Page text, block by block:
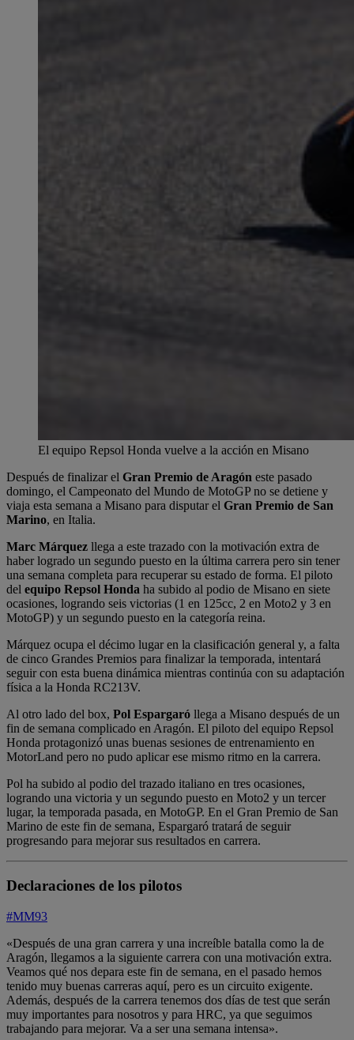
El equipo Repsol Honda vuelve a la acción en Misano
Después de finalizar el Gran Premio de Aragón este pasado
domingo, el Campeonato del Mundo de MotoGP no se detiene y
viaja esta semana a Misano para disputar el Gran Premio de San
Marino, en Italia.
Marc Márquez llega a este trazado con la motivación extra de
haber logrado un segundo puesto en la última carrera pero sin tener
una semana completa para recuperar su estado de forma. El piloto
del equipo Repsol Honda ha subido al podio de Misano en siete
ocasiones, logrando seis victorias (1 en 125cc, 2 en Moto2 y 3 en
MotoGP) y un segundo puesto en la categoría reina.
Márquez ocupa el décimo lugar en la clasificación general y, a falta
de cinco Grandes Premios para finalizar la temporada, intentará
seguir con esta buena dinámica mientras continúa con su adaptación
física a la Honda RC213V.
Al otro lado del box, Pol Espargaró llega a Misano después de un
fin de semana complicado en Aragón. El piloto del equipo Repsol
Honda protagonizó unas buenas sesiones de entrenamiento en
MotorLand pero no pudo aplicar ese mismo ritmo en la carrera.
Pol ha subido al podio del trazado italiano en tres ocasiones,
logrando una victoria y un segundo puesto en Moto2 y un tercer
lugar, la temporada pasada, en MotoGP. En el Gran Premio de San
Marino de este fin de semana, Espargaró tratará de seguir
progresando para mejorar sus resultados en carrera.
Declaraciones de los pilotos
#MM93
«Después de una gran carrera y una increíble batalla como la de
Aragón, llegamos a la siguiente carrera con una motivación extra.
Veamos qué nos depara este fin de semana, en el pasado hemos
tenido muy buenas carreras aquí, pero es un circuito exigente.
Además, después de la carrera tenemos dos días de test que serán
muy importantes para nosotros y para HRC, ya que seguimos
trabajando para mejorar. Va a ser una semana intensa».